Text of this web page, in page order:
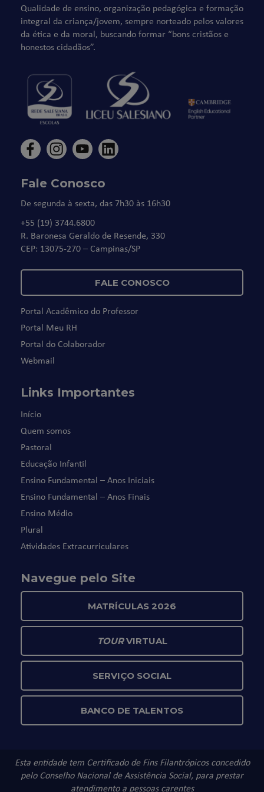
Qualidade de ensino, organização pedagógica e formação
integral da criança/jovem, sempre norteado pelos valores
da ética e da moral, buscando formar “bons cristãos e
honestos cidadãos”.
Fale Conosco
De segunda à sexta, das 7h30 às 16h30
+55 (19) 3744.6800
R. Baronesa Geraldo de Resende, 330
CEP: 13075-270 – Campinas/SP
FALE CONOSCO
Portal Acadêmico do Professor
Portal Meu RH
Portal do Colaborador
Webmail
Links Importantes
Início
Quem somos
Pastoral
Educação Infantil
Ensino Fundamental – Anos Iniciais
Ensino Fundamental – Anos Finais
Ensino Médio
Plural
Atividades Extracurriculares
Navegue pelo Site
MATRÍCULAS 2026
TOURVIRTUAL
SERVIÇO SOCIAL
BANCO DE TALENTOS
Esta entidade tem Certificado de Fins Filantrópicos concedido
pelo Conselho Nacional de Assistência Social, para prestar
atendimento a pessoas carentes